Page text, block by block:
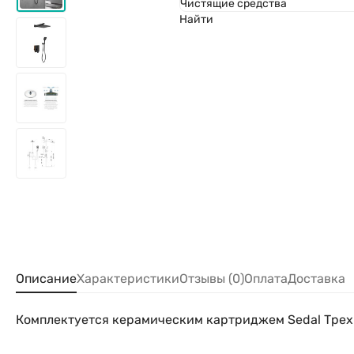
Чистящие средства
Найти
ОписаниеХарактеристикиОтзывы (0)ОплатаДоставка
Комплектуется керамическим картриджем Sedal